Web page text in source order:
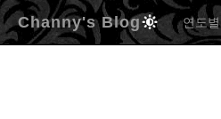
Channy's Blog 연도별